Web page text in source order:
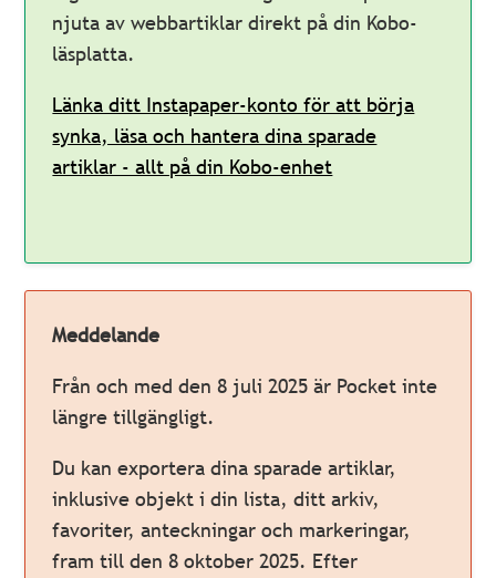
njuta av webbartiklar direkt på din Kobo-
läsplatta.
Länka ditt Instapaper-konto för att börja
synka, läsa och hantera dina sparade
artiklar - allt på din Kobo-enhet
Meddelande
Från och med den 8 juli 2025 är Pocket inte
längre tillgängligt.
Du kan exportera dina sparade artiklar,
inklusive objekt i din lista, ditt arkiv,
favoriter, anteckningar och markeringar,
fram till den 8 oktober 2025. Efter